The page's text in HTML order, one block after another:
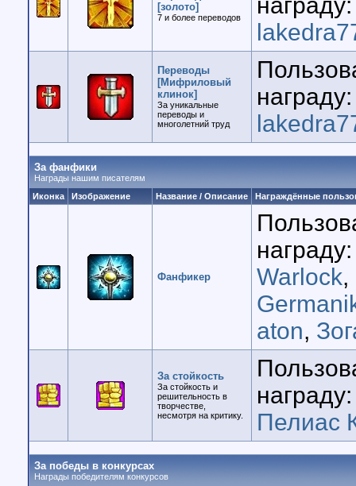
[золото]
7 и более переводов
Переводы
[Мифриловый
клинок]
За уникальные
переводы и
многолетний труд
За фанфики
Награды нашим писателям
Иконка
Изображение Название / Описание Награждённые
Фанфикер
Warlock,
aton,
За стойкость
За стойкость и
решительность в
творчестве,
несмотря на критику.
Пелиас
За победы в конкурсах
Награды победителям конкурсов